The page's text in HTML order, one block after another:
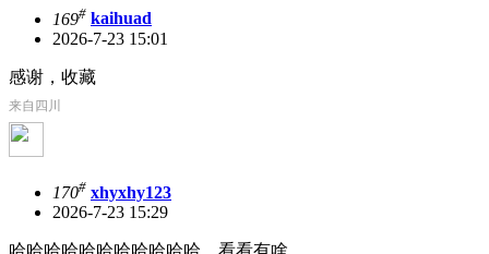
169# kaihuad
2026-7-23 15:01
感谢，收藏
来自四川
170# xhyxhy123
2026-7-23 15:29
哈哈哈哈哈哈哈哈哈哈哈，看看有啥